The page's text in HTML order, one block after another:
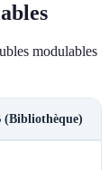
modulables
(Bibliothèque)